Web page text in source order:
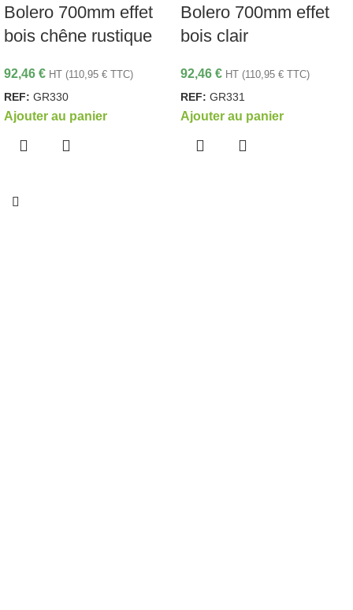
Bolero 700mm effet
bois chêne rustique
92,46 € HT (110,95 € TTC)
REF: GR330
Ajouter au panier
Bolero 700mm effet
bois clair
92,46 € HT (110,95 € TTC)
REF: GR331
Ajouter au panier